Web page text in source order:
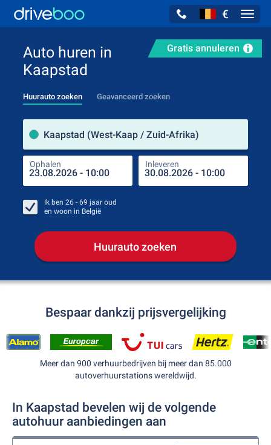
€
Gratis annuleren
Auto huren in
Kaapstad
Huurauto zoeken Geavanceerd zoeken
Kaapstad (West-Kaap / Zuid-Afrika)
Ophalen Inleveren
Ik ben 26 - 69 jaar oud
en woon in België
Huurauto zoeken
Bespaar dankzij prijsvergelijking
Meer dan 900 verhuurbedrijven bij meer dan 85.000
autoverhuurstations wereldwijd.
In Kaapstad bevelen wij de volgende
autohuur aanbiedingen aan